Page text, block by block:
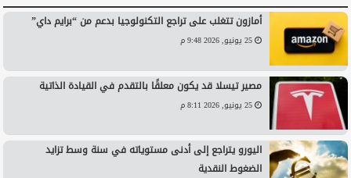
أمازون تتغلب على تراجع التكنولوجيا بدعم من “برايم داي”
25 يونيو, 2026 9:48 م
مصير تيسلا قد يكون معلقًا بالتقدم في القيادة الذاتية
25 يونيو, 2026 8:11 م
اليورو يتراجع إلى أدنى مستوياته في سنة وسط تزايد
الضغوط النقدية